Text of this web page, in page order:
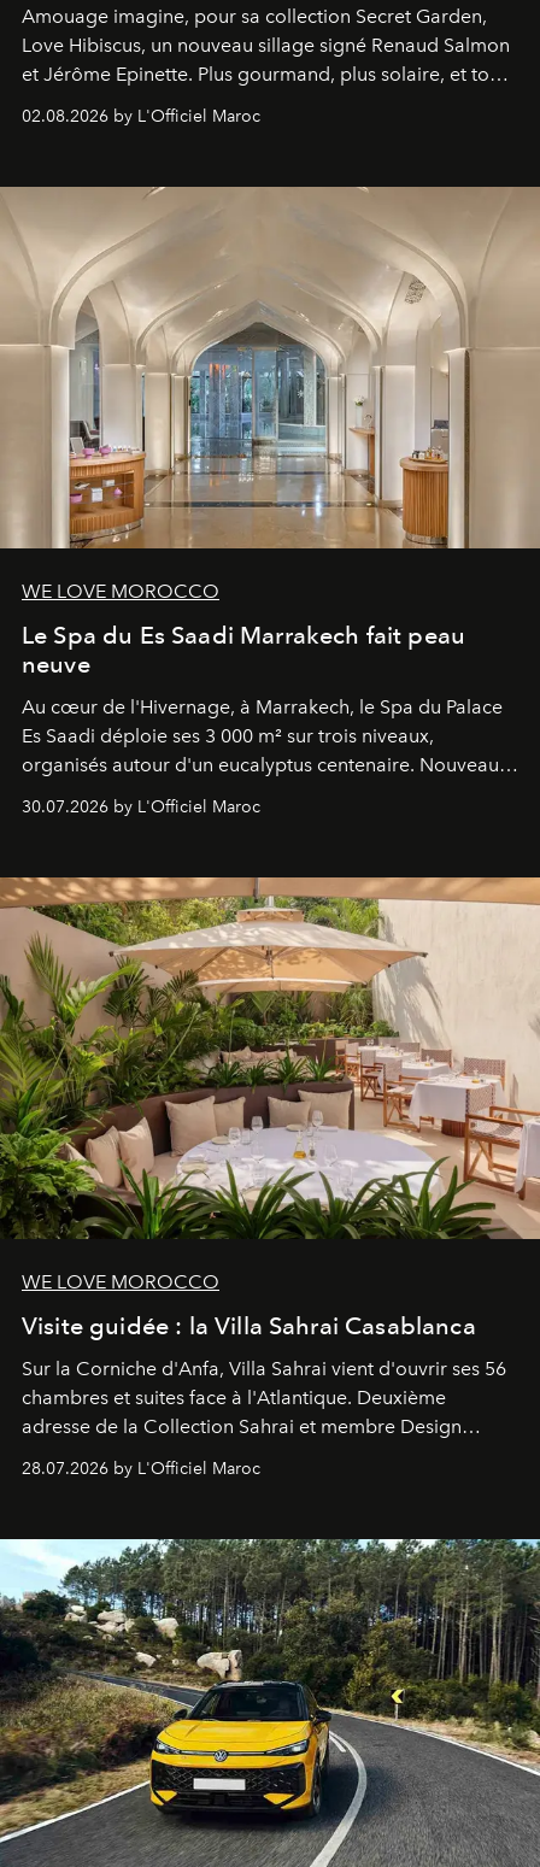
Amouage imagine, pour sa collection Secret Garden,
Love Hibiscus, un nouveau sillage signé Renaud Salmon
et Jérôme Epinette. Plus gourmand, plus solaire, et tout
à fait irrésistible.
02.08.2026 by L'Officiel Maroc
WE LOVE MOROCCO
Le Spa du Es Saadi Marrakech fait peau
neuve
Au cœur de l'Hivernage, à Marrakech, le Spa du Palace
Es Saadi déploie ses 3 000 m² sur trois niveaux,
organisés autour d'un eucalyptus centenaire. Nouveau
Lobby Bien-Être et Beauté, exclusivité mondiale en
neuro-cosmétique, parcours thermal et studio dédié au
entièreté, entre science des émotions et rituels
reposants.
30.07.2026 by L'Officiel Maroc
WE LOVE MOROCCO
Visite guidée : la Villa Sahrai Casablanca
Sur la Corniche d'Anfa, Villa Sahrai vient d'ouvrir ses 56
chambres et suites face à l'Atlantique. Deuxième
adresse de la Collection Sahrai et membre Design
Hotels, ce boutique-hôtel cinq étoiles signé Christophe
Pillet promet un lieu de vie complet. On y a déjeuné…
28.07.2026 by L'Officiel Maroc